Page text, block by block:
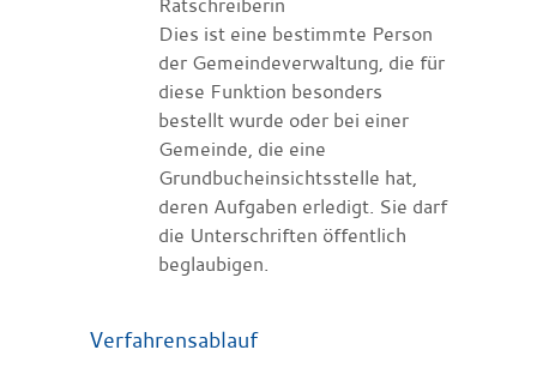
Dies ist eine bestimmte Person
der Gemeindeverwaltung, die für
diese Funktion besonders
bestellt wurde oder bei einer
Gemeinde, die eine
Grundbucheinsichtsstelle hat,
deren Aufgaben erledigt. Sie darf
die Unterschriften öffentlich
beglaubigen.
Verfahrensablauf